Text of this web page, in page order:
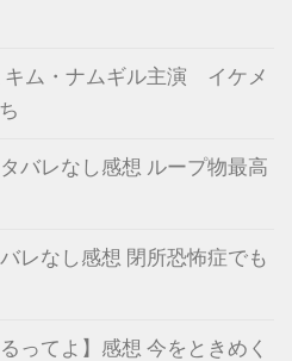
キム・ナムギル主演 イケメ
バレなし感想 ループ物最高
レなし感想 閉所恐怖症でも
ってよ】感想 今をときめく